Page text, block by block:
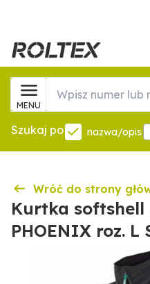
MENU
Szukaj po nazwa/opis
Wróć do strony
Kurtka softshell
PHOENIX roz. L